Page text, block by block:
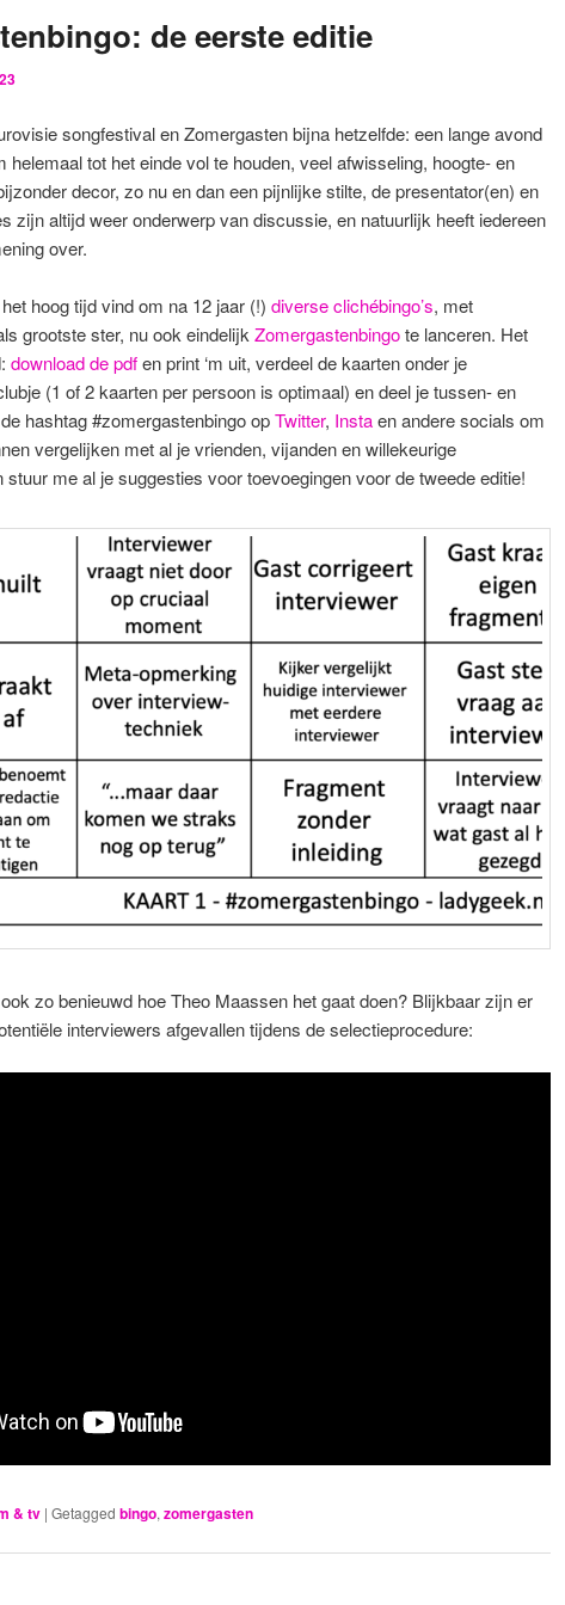
de eerste editie
songfestival en Zomergasten bijna hetzelfde: een lange avond
helemaal tot het einde vol te houden, veel afwisseling, hoogte- en
decor, zo nu en dan een pijnlijke stilte, de presentator(en) en
zijn altijd weer onderwerp van discussie, en natuurlijk heeft iedereen
over.
hoog tijd vind om na 12 jaar (!) diverse clichébingo’s, met
grootste ster, nu ook eindelijk Zomergastenbingote lanceren. Het
download de pdfen print ‘m uit, verdeel de kaarten onder je
(1 of 2 kaarten per persoon is optimaal) en deel je tussen- en
hashtag #zomergastenbingo opTwitter, Instaen andere socials om
vergelijken met al je vrienden, vijanden en willekeurige
stuur me al je suggesties voor toevoegingen voor de tweede editie!
zo benieuwd hoe Theo Maassen het gaat doen? Blijkbaar zijn er
interviewers afgevallen tijdens de selectieprocedure:
& tv | Getagged bingo, zomergasten